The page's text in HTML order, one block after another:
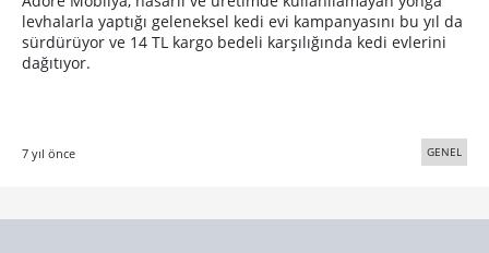
levhalarla yaptığı geleneksel kedi evi kampanyasını bu yıl da
sürdürüyor ve 14 TL kargo bedeli karşılığında kedi evlerini
dağıtıyor.
7 yıl önce GENEL